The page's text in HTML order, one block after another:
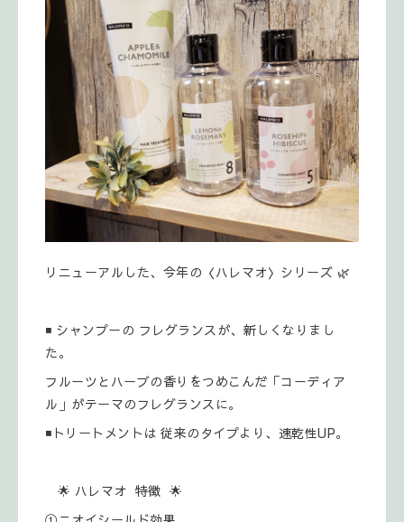
リニューアルした、今年の〈ハレマオ〉シリーズ 🌿
◾ シャンプーの フレグランスが、新しくなりまし
た。
フルーツとハーブの香りをつめこんだ「コーディア
ル」がテーマのフレグランスに。
◾トリートメントは 従来のタイプより、速乾性UP。
🌟 ハレマオ 特徴 🌟